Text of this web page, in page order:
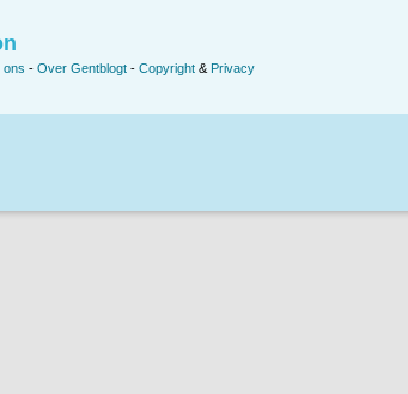
ons - Over Gentblogt - Copyright & Privacy